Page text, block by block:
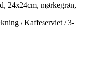
24x24cm, mørkegrøn,
/ Kaffeserviet / 3-